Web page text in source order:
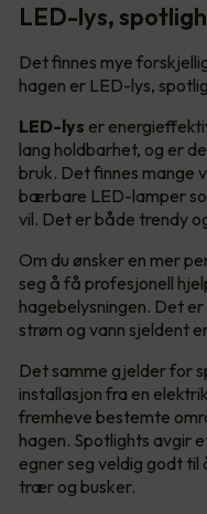
LED-lys,
Det finnes mye
hagen er LED-lys,
LED-lys er
lang holdbarhet, og er
bruk. Det finnes mange
bærbare LED-lamper
vil. Det er både trendy
Om du ønsker en mer
seg å få profesjonell
hagebelysningen. Det
strøm og vann sjeldent
Det samme gjelder for
installasjon fra en
fremheve bestemte
hagen. Spotlights avgir
egner seg veldig godt til
trær og busker.